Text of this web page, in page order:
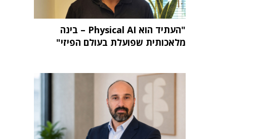
"העתיד הוא Physical AI – בינה
מלאכותית שפועלת בעולם הפיזי"